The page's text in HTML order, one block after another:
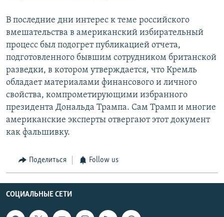
В последние дни интерес к теме российского
вмешательства в американский избирательный
процесс был подогрет публикацией отчета,
подготовленного бывшим сотрудником британской
разведки, в котором утверждается, что Кремль
обладает материалами финансового и личного
свойства, компрометирующими избранного
президента Дональда Трампа. Сам Трамп и многие
американские эксперты отвергают этот документ
как фальшивку.
Поделиться Follow us
СОЦИАЛЬНЫЕ СЕТИ